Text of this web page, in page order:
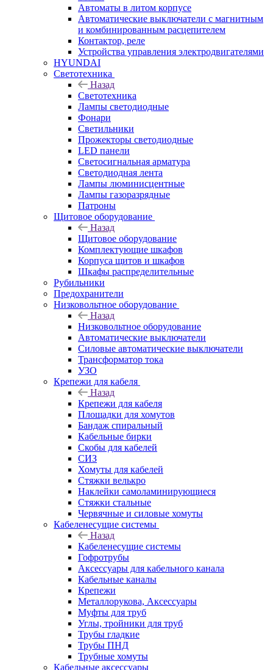
Автоматы в литом корпусе
Автоматические выключатели с магнитным
и комбинированным расцепителем
Контактор, реле
Устройства управления электродвигателями
HYUNDAI
Светотехника
Назад
Светотехника
Лампы светодиодные
Фонари
Светильники
Прожекторы светодиодные
LED панели
Светосигнальная арматура
Светодиодная лента
Лампы люминисцентные
Лампы газоразрядные
Патроны
Щитовое оборудование
Назад
Щитовое оборудование
Комплектующие шкафов
Корпуса щитов и шкафов
Шкафы распределительные
Рубильники
Предохранители
Низковольтное оборудование
Назад
Низковольтное оборудование
Автоматические выключатели
Силовые автоматические выключатели
Трансформатор тока
УЗО
Крепежи для кабеля
Назад
Крепежи для кабеля
Площадки для хомутов
Бандаж спиральный
Кабельные бирки
Cкобы для кабелей
СИЗ
Хомуты для кабелей
Стяжки велькро
Наклейки самоламинирующиеся
Стяжки стальные
Червячные и силовые хомуты
Кабеленесущие системы
Назад
Кабеленесущие системы
Гофротрубы
Аксессуары для кабельного канала
Кабельные каналы
Крепежи
Металлорукова, Аксессуары
Муфты для труб
Углы, тройники для труб
Трубы гладкие
Трубы ПНД
Трубные хомуты
Кабельные аксессуары